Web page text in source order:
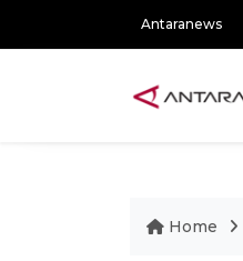
Antaranews
Home